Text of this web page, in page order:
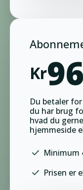
Kr
Du betaler
du har brug
hvad du
hjemmeside
Minimum
Prisen er